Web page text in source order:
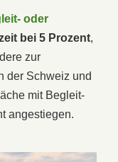
oder
bei 5 Prozent,
zur
der Schweiz und
mit Begleit-
angestiegen.